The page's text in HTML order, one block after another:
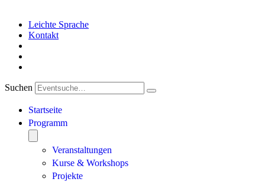
Leichte Sprache
Kontakt
Suchen
Startseite
Programm
Veranstaltungen
Kurse & Workshops
Projekte